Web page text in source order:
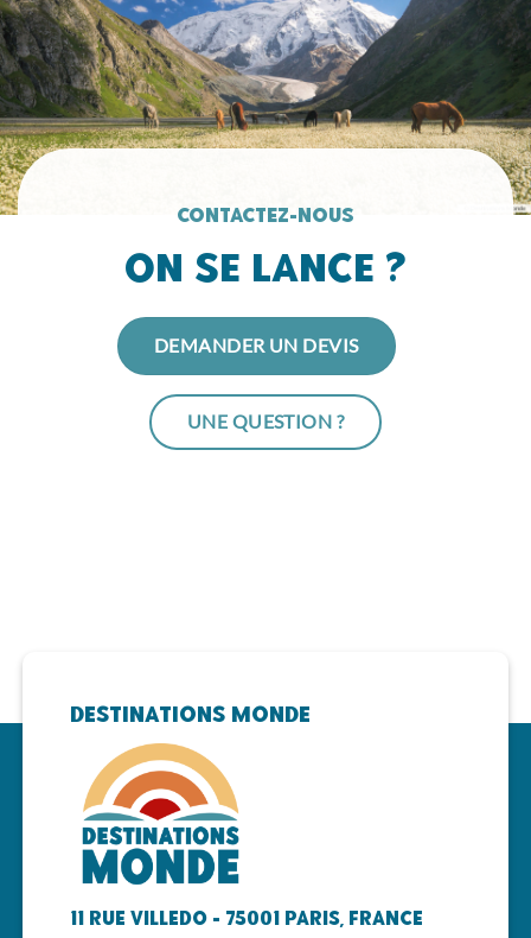
Contactez-nous
On se lance ?
DEMANDER UN DEVIS
UNE QUESTION ?
Destinations Monde
11 rue Villedo - 75001 Paris, FRANCE